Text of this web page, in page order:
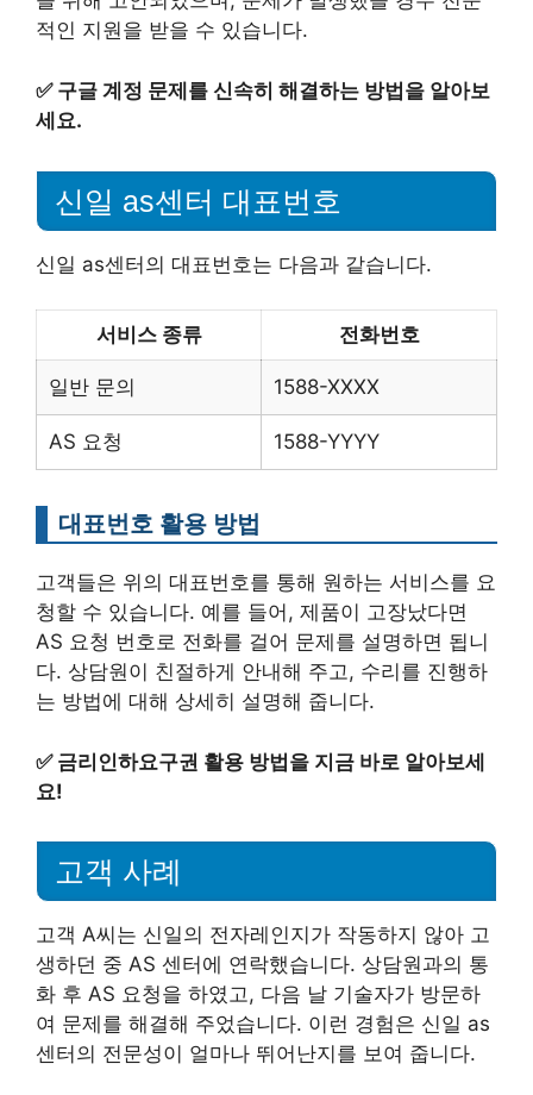
적인 지원을 받을 수 있습니다.
✅ 구글 계정 문제를 신속히 해결하는 방법을 알아보
세요.
신일 as센터 대표번호
신일 as센터의 대표번호는 다음과 같습니다.
서비스 종류 전화번호
일반 문의 1588-XXXX
AS 요청 1588-YYYY
대표번호 활용 방법
고객들은 위의 대표번호를 통해 원하는 서비스를 요
청할 수 있습니다. 예를 들어, 제품이 고장났다면
AS 요청 번호로 전화를 걸어 문제를 설명하면 됩니
다. 상담원이 친절하게 안내해 주고, 수리를 진행하
는 방법에 대해 상세히 설명해 줍니다.
✅ 금리인하요구권 활용 방법을 지금 바로 알아보세
요!
고객 사례
고객 A씨는 신일의 전자레인지가 작동하지 않아 고
생하던 중 AS 센터에 연락했습니다. 상담원과의 통
화 후 AS 요청을 하였고, 다음 날 기술자가 방문하
여 문제를 해결해 주었습니다. 이런 경험은 신일 as
센터의 전문성이 얼마나 뛰어난지를 보여 줍니다.